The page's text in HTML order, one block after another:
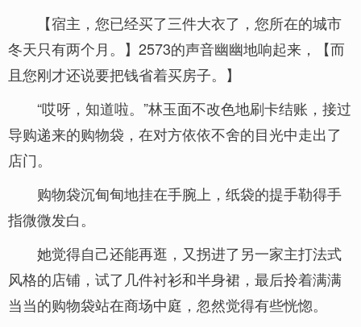
【宿主，您已经买了三件大衣了，您所在的城市
冬天只有两个月。】2573的声音幽幽地响起来，【而
且您刚才还说要把钱省着买房子。】
“哎呀，知道啦。”林玉面不改色地刷卡结账，接过
导购递来的购物袋，在对方依依不舍的目光中走出了
店门。
购物袋沉甸甸地挂在手腕上，纸袋的提手勒得手
指微微发白。
她觉得自己还能再逛，又拐进了另一家主打法式
风格的店铺，试了几件衬衫和半身裙，最后拎着满满
当当的购物袋站在商场中庭，忽然觉得有些恍惚。